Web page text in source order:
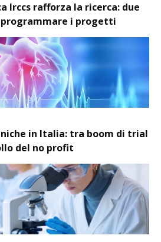
Irccs rafforza la ricerca: due
i progetti
in Italia: tra boom di trial
del no profit